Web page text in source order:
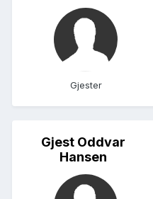
Gjester
Gjest Oddvar
Hansen